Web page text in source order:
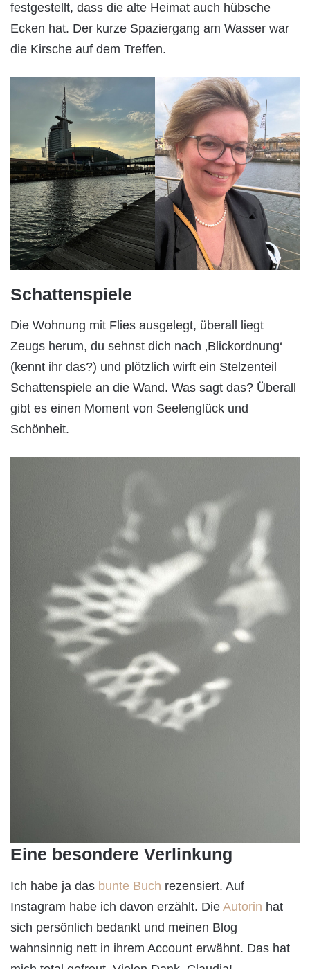
festgestellt, dass die alte Heimat auch hübsche
Ecken hat. Der kurze Spaziergang am Wasser war
die Kirsche auf dem Treffen.
Schattenspiele
Die Wohnung mit Flies ausgelegt, überall liegt
Zeugs herum, du sehnst dich nach ‚Blickordnung‘
(kennt ihr das?) und plötzlich wirft ein Stelzenteil
Schattenspiele an die Wand. Was sagt das? Überall
gibt es einen Moment von Seelenglück und
Schönheit.
Eine besondere Verlinkung
Ich habe ja das bunte Buch rezensiert. Auf
Instagram habe ich davon erzählt. Die Autorin hat
sich persönlich bedankt und meinen Blog
wahnsinnig nett in ihrem Account erwähnt. Das hat